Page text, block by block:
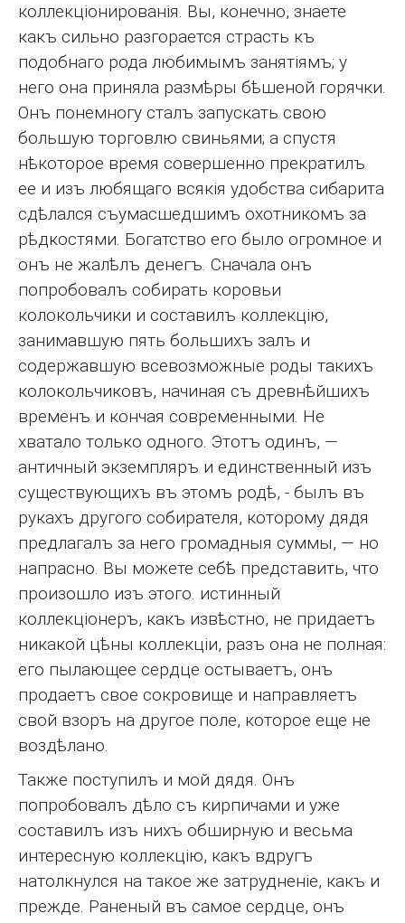
коллекціонированія. Вы, конечно, знаете
какъ сильно разгорается страсть къ
подобнаго рода любимымъ занятіямъ; у
него она приняла размѣры бѣшеной горячки.
Онъ понемногу сталъ запускать свою
большую торговлю свиньями; а спустя
нѣкоторое время совершенно прекратилъ
ее и изъ любящаго всякія удобства сибарита
сдѣлался съумасшедшимъ охотникомъ за
рѣдкостями. Богатство его было огромное и
онъ не жалѣлъ денегъ. Сначала онъ
попробовалъ собирать коровьи
колокольчики и составилъ коллекцію,
занимавшую пять большихъ залъ и
содержавшую всевозможные роды такихъ
колокольчиковъ, начиная съ древнѣйшихъ
временъ и кончая современными. Не
хватало только одного. Этотъ одинъ, —
античный экземпляръ и единственный изъ
существующихъ въ этомъ родѣ, - былъ въ
рукахъ другого собирателя, которому дядя
предлагалъ за него громадныя суммы, — но
напрасно. Вы можете себѣ представить, что
произошло изъ этого. истинный
коллекціонеръ, какъ извѣстно, не придаетъ
никакой цѣны коллекціи, разъ она не полная:
его пылающее сердце остываетъ, онъ
продаетъ свое сокровище и направляетъ
свой взоръ на другое поле, которое еще не
воздѣлано.
Также поступилъ и мой дядя. Онъ
попробовалъ дѣло съ кирпичами и уже
составилъ изъ нихъ обширную и весьма
интересную коллекцію, какъ вдругъ
натолкнулся на такое же затрудненіе, какъ и
прежде. Раненый въ самое сердце, онъ